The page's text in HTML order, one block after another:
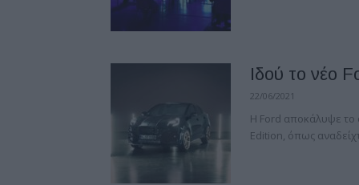
Ιδού το νέο
22/06/2021
Η Ford αποκάλυψε το
Edition, όπως